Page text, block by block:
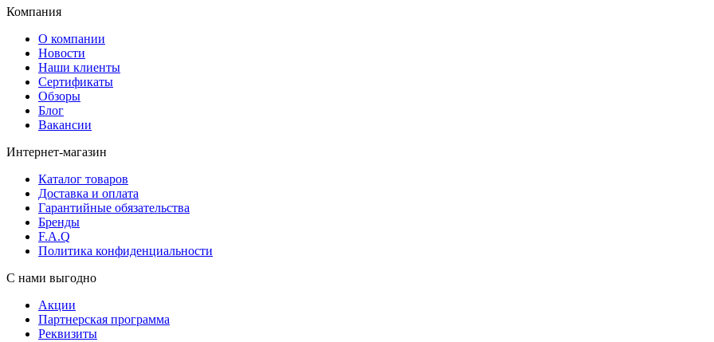
Компания
О компании
Новости
Наши клиенты
Сертификаты
Обзоры
Блог
Вакансии
Интернет-магазин
Каталог товаров
Доставка и оплата
Гарантийные обязательства
Бренды
F.A.Q
Политика конфиденциальности
С нами выгодно
Акции
Партнерская программа
Реквизиты